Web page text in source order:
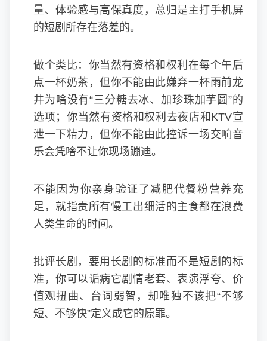
量、体验感与高保真度，总归是主打手机屏
的短剧所存在落差的。
做个类比：你当然有资格和权利在每个午后
点一杯奶茶，但你不能由此嫌弃一杯雨前龙
井为啥没有“三分糖去冰、加珍珠加芋圆”的
选项；你当然有资格和权利去夜店和KTV宣
泄一下精力，但你不能由此控诉一场交响音
乐会凭啥不让你现场蹦迪。
不能因为你亲身验证了减肥代餐粉营养充
足，就指责所有慢工出细活的主食都在浪费
人类生命的时间。
批评长剧，要用长剧的标准而不是短剧的标
准，你可以诟病它剧情老套、表演浮夸、价
值观扭曲、台词弱智，却唯独不该把“不够
短、不够快”定义成它的原罪。